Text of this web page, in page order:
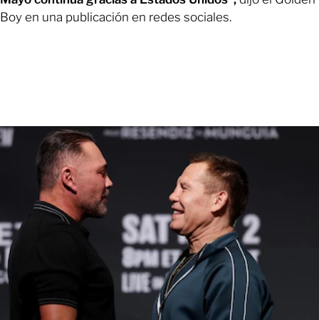
Boy en una publicación en redes sociales.